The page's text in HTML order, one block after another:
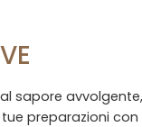
sapore
preparazioni